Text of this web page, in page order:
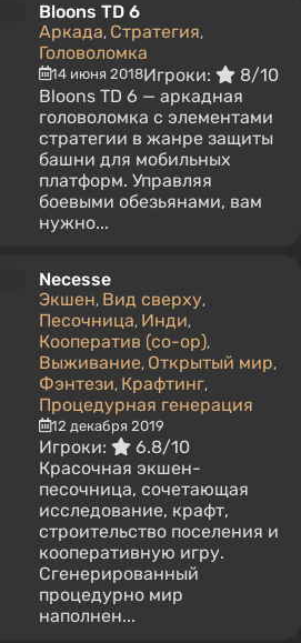
Bloons TD 6
Аркада, Стратегия,
Головоломка
14 июня 2018Игроки:
8/10
Bloons TD 6 — аркадная
головоломка с элементами
стратегии в жанре защиты
башни для мобильных
платформ. Управляя
боевыми обезьянами, вам
нужно...
Necesse
Экшен, Вид сверху,
Песочница, Инди,
Кооператив (co-op),
Выживание, Открытый мир,
Фэнтези, Крафтинг,
Процедурная генерация
12 декабря 2019
Игроки:
6.8/10
Красочная экшен-
песочница, сочетающая
исследование, крафт,
строительство поселения и
кооперативную игру.
Сгенерированный
процедурно мир
наполнен...